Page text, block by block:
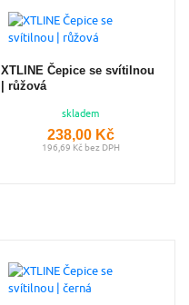
XTLINE Čepice se svítilnou
| růžová
skladem
238,00 Kč
196,69 Kč bez DPH